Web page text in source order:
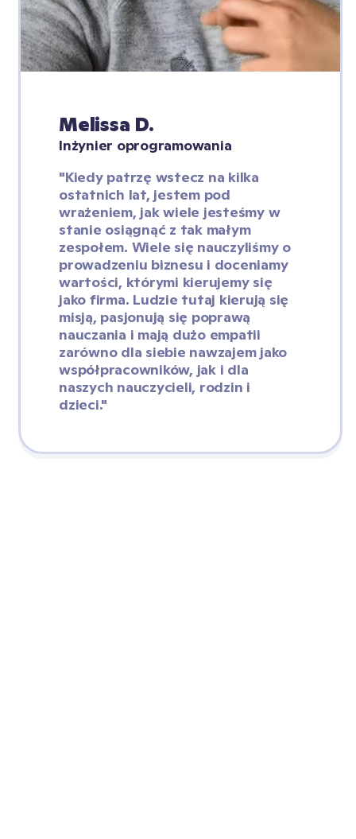
Melissa D.
Inżynier oprogramowania
"Kiedy patrzę wstecz na kilka
ostatnich lat, jestem pod
wrażeniem, jak wiele jesteśmy w
stanie osiągnąć z tak małym
zespołem. Wiele się nauczyliśmy o
prowadzeniu biznesu i doceniamy
wartości, którymi kierujemy się
jako firma. Ludzie tutaj kierują się
misją, pasjonują się poprawą
nauczania i mają dużo empatii
zarówno dla siebie nawzajem jako
współpracowników, jak i dla
naszych nauczycieli, rodzin i
dzieci."